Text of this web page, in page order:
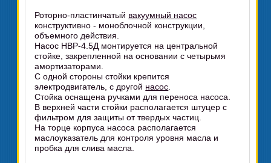
Роторно-пластинчатый вакуумный насос
конструктивно - моноблочной конструкции,
объемного действия.
Насос НВР-4.5Д монтируется на центральной
стойке, закрепленной на основании с четырьмя
амортизаторами.
С одной стороны стойки крепится
электродвигатель, с другой насос
Стойка оснащена ручками для переноса насоса.
В верхней части стойки располагается штуцер с
фильтром для защиты от твердых частиц.
На торце корпуса насоса располагается
маслоуказатель для контроля уровня масла и
пробка для слива масла.